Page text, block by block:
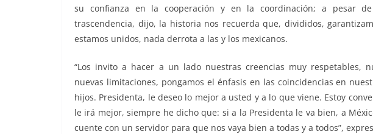
su confianza en la cooperación y en la coordinación; a pesar
trascendencia, dijo, la historia nos recuerda que, divididos,
estamos unidos, nada derrota a las y los mexicanos.
“Los invito a hacer a un lado nuestras creencias muy respetables,
nuevas limitaciones, pongamos el énfasis en las coincidencias en
hijos. Presidenta, le deseo lo mejor a usted y a lo que viene. Estoy
le irá mejor, siempre he dicho que: si a la Presidenta le va bien, a
cuente con un servidor para que nos vaya bien a todas y a todos”,